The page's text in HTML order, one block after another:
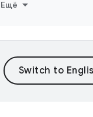
Ещё